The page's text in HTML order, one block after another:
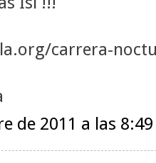
carrera-
de 2011 a las 8:49